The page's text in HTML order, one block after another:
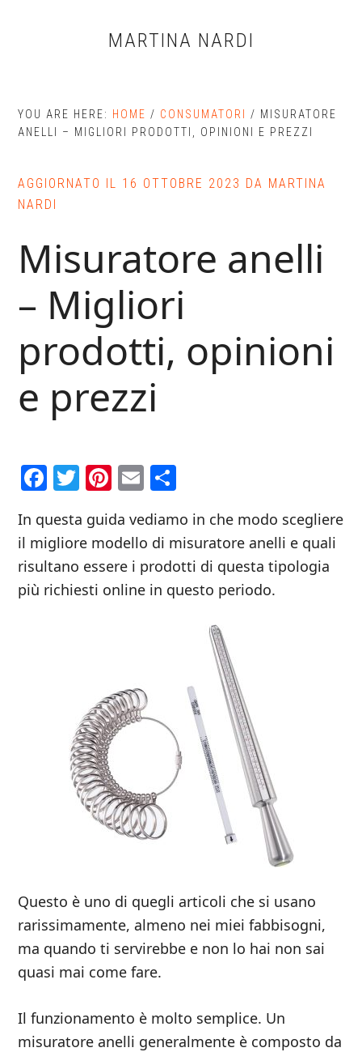
MARTINA NARDI
YOU ARE HERE: HOME / CONSUMATORI / MISURATORE
ANELLI – MIGLIORI PRODOTTI, OPINIONI E PREZZI
AGGIORNATO IL 16 OTTOBRE 2023 DA MARTINA
NARDI
Misuratore anelli
– Migliori
prodotti, opinioni
e prezzi
Facebook
TwitterPinterest
Email
In questa guida vediamo in che modo scegliere
il migliore modello di misuratore anelli e quali
risultano essere i prodotti di questa tipologia
più richiesti online in questo periodo.
Questo è uno di quegli articoli che si usano
rarissimamente, almeno nei miei fabbisogni,
ma quando ti servirebbe e non lo hai non sai
quasi mai come fare.
Il funzionamento è molto semplice. Un
misuratore anelli generalmente è composto da